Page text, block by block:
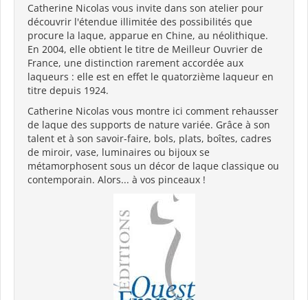
Catherine Nicolas vous invite dans son atelier pour
découvrir l'étendue illimitée des possibilités que
procure la laque, apparue en Chine, au néolithique.
En 2004, elle obtient le titre de Meilleur Ouvrier de
France, une distinction rarement accordée aux
laqueurs : elle est en effet le quatorzième laqueur en
titre depuis 1924.
Catherine Nicolas vous montre ici comment rehausser
de laque des supports de nature variée. Grâce à son
talent et à son savoir-faire, bols, plats, boîtes, cadres
de miroir, vase, luminaires ou bijoux se
métamorphosent sous un décor de laque classique ou
contemporain. Alors... à vos pinceaux !